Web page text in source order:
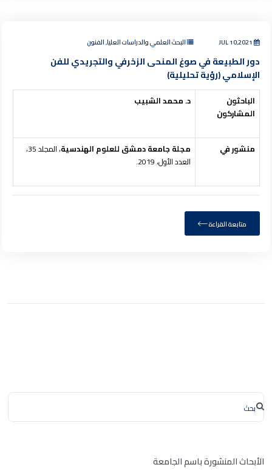
البحث العلمي والدراسات العليا, الفنون
دور الطبيعة في صوغ المنحى الزخرفي والتجريدي للفن
الإسلامي (رؤية تحليلية)
الباحثون
المشاركون
د. محمد الشبيب
منشور في مجلة جامعة دمشق للعلوم الهندسية
، المجلد 35،
العدد الأول، 2019.
متابعة القراءة
الأبحاث المنشورة باسم الجامعة